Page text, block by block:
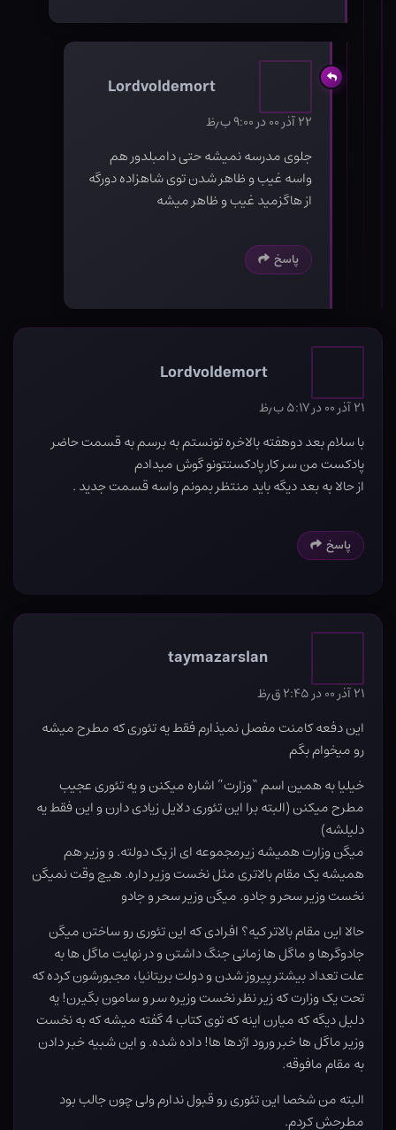
Lordvoldemort
۲۲ آذر ۰۰ در ۹:۰۰ ب٫ظ
جلوی مدرسه نمیشه حتی دامبلدور هم
واسه غیب و ظاهر شدن توی شاهزاده دورگه
از هاگزمید غیب و ظاهر میشه
پاسخ
Lordvoldemort
۲۱ آذر ۰۰ در ۵:۱۷ ب٫ظ
با سلام بعد دوهفته بالاخره تونستم به برسم به قسمت حاضر
پادکست من سر کار پادکستتونو گوش میدادم
از حالا به بعد دیگه باید منتظر بمونم واسه قسمت جدید ‌.
پاسخ
taymazarslan
۲۱ آذر ۰۰ در ۲:۴۵ ق٫ظ
این دفعه کامنت مفصل نمیذارم فقط یه تئوری که مطرح میشه
رو میخوام بگم
خیلیا به همین اسم “وزارت” اشاره میکنن و یه تئوری عجیب
مطرح میکنن (البته برا این تئوری دلایل زیادی دارن و این فقط یه
دلیلشه)
میگن وزارت همیشه زیرمجموعه ای از یک دولته. و وزیر هم
همیشه یک مقام بالاتری مثل نخست وزیر داره. هیچ وقت نمیگن
نخست وزیر سحر و جادو. میگن وزیر سحر و جادو
حالا این مقام بالاتر کیه؟ افرادی که این تئوری رو ساختن میگن
جادوگرها و ماگل ها زمانی جنگ داشتن و در نهایت ماگل ها به
علت تعداد بیشتر پیروز شدن و دولت بریتانیا، مجبورشون کرده که
تحت یک وزارت که زیر نظر نخست وزیره سر و سامون بگیرن! یه
دلیل دیگه که میارن اینه که توی کتاب 4 گفته میشه که به نخست
وزیر ماگل ها خبر ورود اژدها ها! داده شده. و این شبیه خبر دادن
به مقام مافوقه.
البته من شخصا این تئوری رو قبول ندارم ولی چون جالب بود
مطرحش کردم.